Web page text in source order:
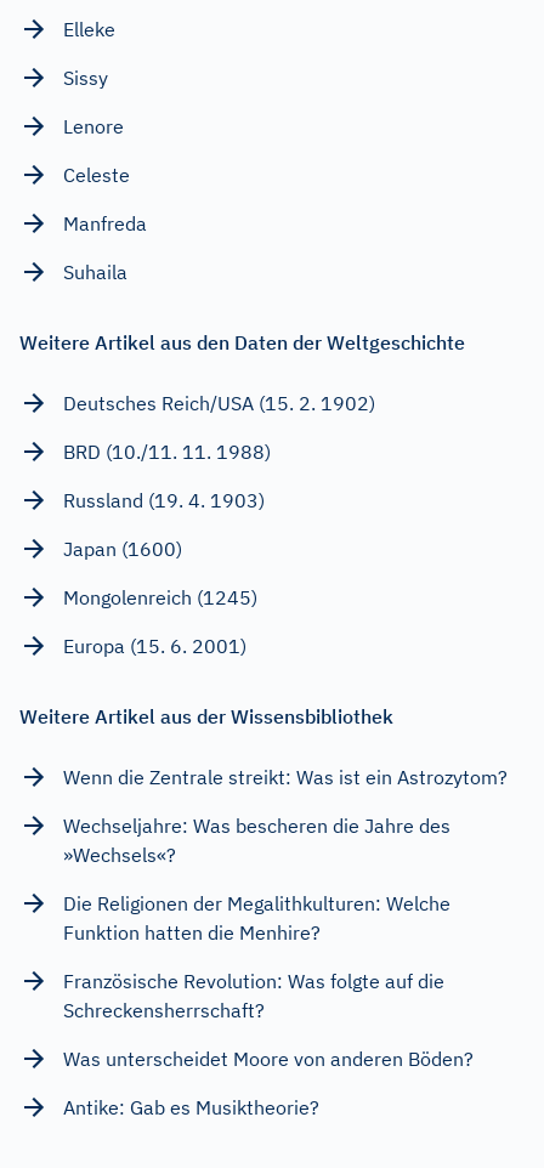
Elleke
Sissy
Lenore
Celeste
Manfreda
Suhaila
Weitere Artikel aus den Daten der Weltgeschichte
Deutsches Reich/USA (15. 2. 1902)
BRD (10./11. 11. 1988)
Russland (19. 4. 1903)
Japan (1600)
Mongolenreich (1245)
Europa (15. 6. 2001)
Weitere Artikel aus der Wissensbibliothek
Wenn die Zentrale streikt: Was ist ein Astrozytom?
Wechseljahre: Was bescheren die Jahre des
»Wechsels«?
Die Religionen der Megalithkulturen: Welche
Funktion hatten die Menhire?
Französische Revolution: Was folgte auf die
Schreckensherrschaft?
Was unterscheidet Moore von anderen Böden?
Antike: Gab es Musiktheorie?